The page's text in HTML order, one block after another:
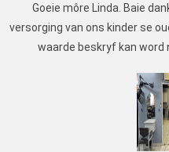
Goeie môre Linda. Baie
versorging van ons kinder se
waarde beskryf kan word